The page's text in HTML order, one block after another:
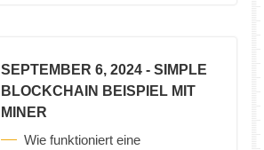
SEPTEMBER 6, 2024 - SIMPLE
BLOCKCHAIN BEISPIEL MIT
MINER
Wie funktioniert eine